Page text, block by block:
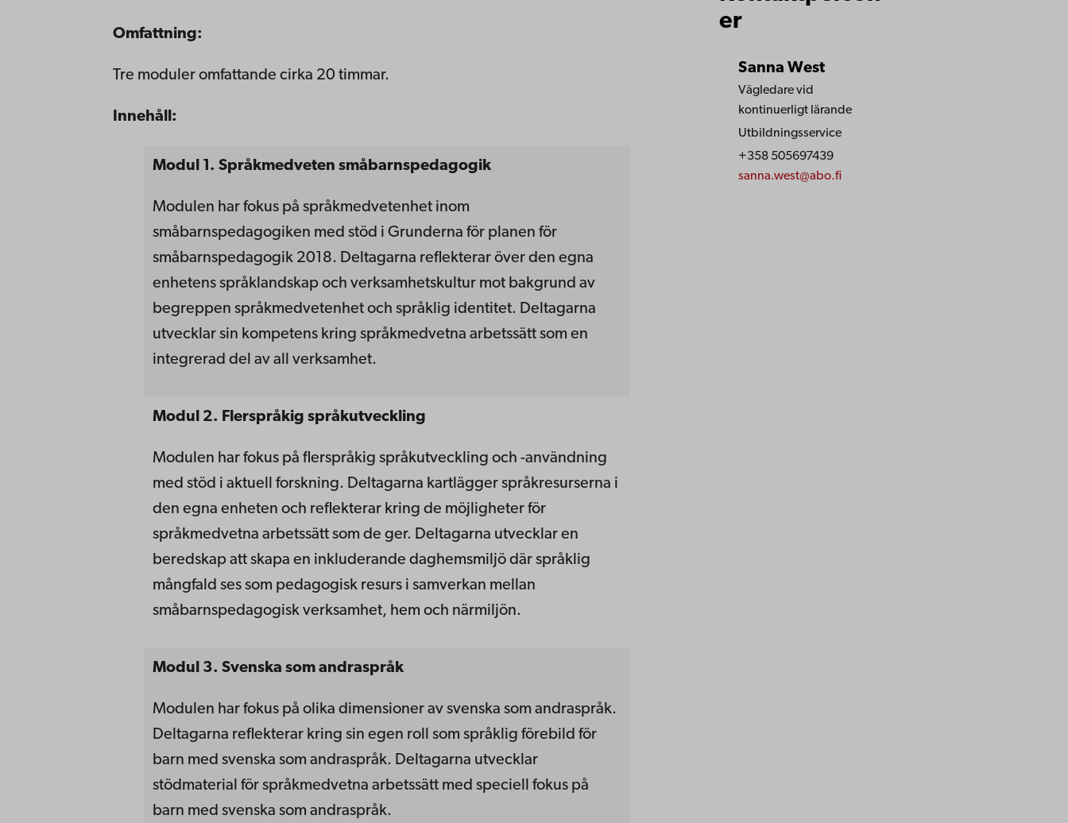
Omfattning:
Tre moduler omfattande cirka 20 timmar.
Innehåll:
Modul 1. Språkmedveten småbarnspedagogik
Modulen har fokus på språkmedvetenhet inom
småbarnspedagogiken med stöd i Grunderna för planen för
småbarnspedagogik 2018. Deltagarna reflekterar över den egna
enhetens språklandskap och verksamhetskultur mot bakgrund av
begreppen språkmedvetenhet och språklig identitet. Deltagarna
utvecklar sin kompetens kring språkmedvetna arbetssätt som en
integrerad del av all verksamhet.
Modul 2. Flerspråkig språkutveckling
Modulen har fokus på flerspråkig språkutveckling och -användning
med stöd i aktuell forskning. Deltagarna kartlägger språkresurserna i
den egna enheten och reflekterar kring de möjligheter för
språkmedvetna arbetssätt som de ger. Deltagarna utvecklar en
beredskap att skapa en inkluderande daghemsmiljö där språklig
mångfald ses som pedagogisk resurs i samverkan mellan
småbarnspedagogisk verksamhet, hem och närmiljön.
Modul 3. Svenska som andraspråk
Modulen har fokus på olika dimensioner av svenska som andraspråk.
Deltagarna reflekterar kring sin egen roll som språklig förebild för
barn med svenska som andraspråk. Deltagarna utvecklar
stödmaterial för språkmedvetna arbetssätt med speciell fokus på
barn med svenska som andraspråk.
er
Sanna West
Vägledare vid
kontinuerligt lärande
Utbildningsservice
+358 505697439
sanna.west@abo.fi